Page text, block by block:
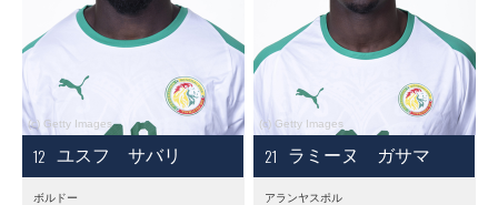
12 ユスフ サバリ
ボルドー
21 ラミーヌ ガサマ
アランヤスポル